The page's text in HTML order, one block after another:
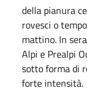
della pianura
rovesci o
mattino. In
Alpi e Prealpi
sotto forma di
forte intensità.